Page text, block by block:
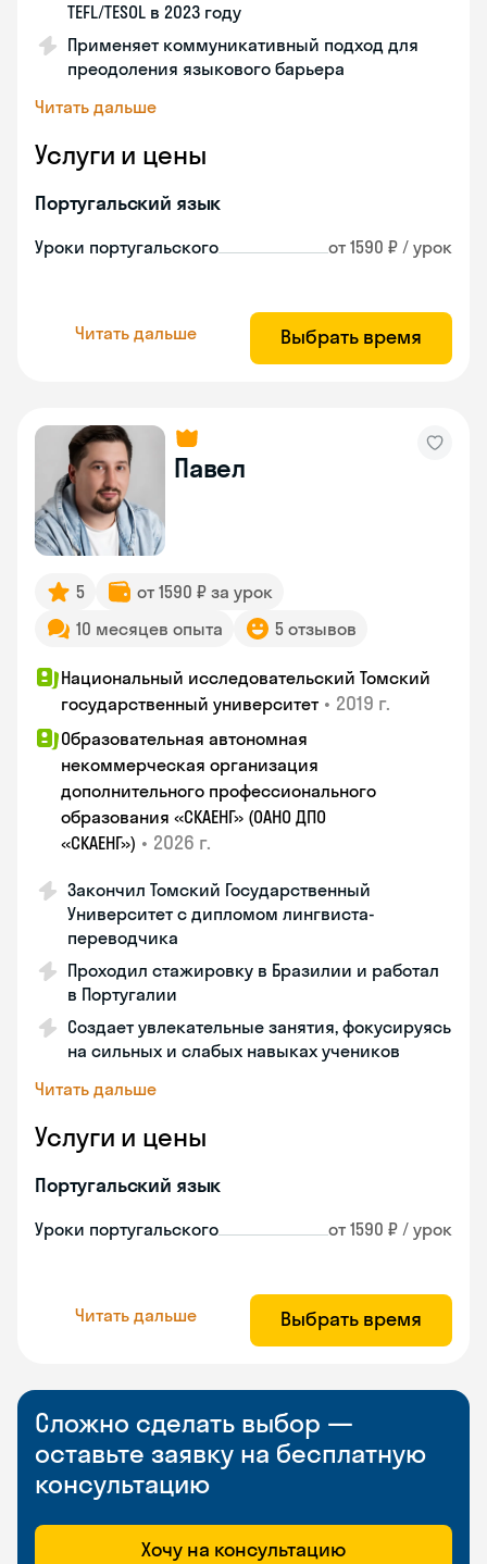
TEFL/TESOL в 2023 году
Применяет коммуникативный подход для
преодоления языкового барьера
Читать дальше
Услуги и цены
Португальский язык
Уроки португальского от 1590 ₽ / урок
Читать дальше Выбрать время
Павел
5
от 1590 ₽ за урок
10 месяцев опыта
5 отзывов
Национальный исследовательский Томский
государственный университет • 2019 г.
Образовательная автономная
некоммерческая организация
дополнительного профессионального
образования «СКАЕНГ» (ОАНО ДПО
«СКАЕНГ») • 2026 г.
Закончил Томский Государственный
Университет с дипломом лингвиста-
переводчика
Проходил стажировку в Бразилии и работал
в Португалии
Создает увлекательные занятия, фокусируясь
на сильных и слабых навыках учеников
Читать дальше
Услуги и цены
Португальский язык
Уроки португальского от 1590 ₽ / урок
Читать дальше Выбрать время
Сложно сделать выбор —
оставьте заявку на бесплатную
консультацию
Хочу на консультацию